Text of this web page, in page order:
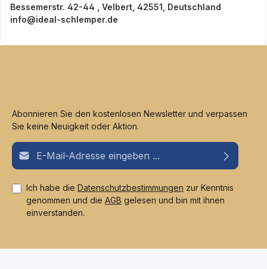
Bessemerstr. 42-44 , Velbert, 42551, Deutschland
info@ideal-schlemper.de
Abonnieren Sie den kostenlosen Newsletter und verpassen
Sie keine Neuigkeit oder Aktion.
E-Mail-Adresse*
Ich habe die Datenschutzbestimmungen zur Kenntnis
genommen und die AGB gelesen und bin mit ihnen
einverstanden.